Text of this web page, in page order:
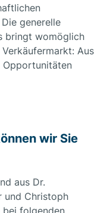
generelle
bringt womöglich
Aus
Opportunitäten
wir Sie
aus Dr.
und Christoph
bei folgenden